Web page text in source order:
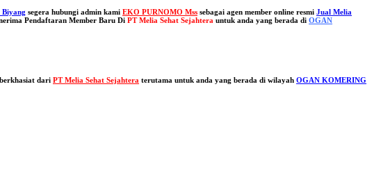
Biyang segera hubungi admin kami EKO PURNOMO Mss sebagai agen member online resmi Jual Melia
Pendaftaran Member Baru Di PT Melia Sehat Sejahtera untuk anda yang berada di OGAN
dari PT Melia Sehat Sejahtera terutama untuk anda yang berada di wilayah OGAN KOMERING